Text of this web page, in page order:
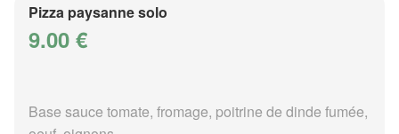
Pizza paysanne solo
9.00 €
Base sauce tomate, fromage, poitrine de dinde fumée,